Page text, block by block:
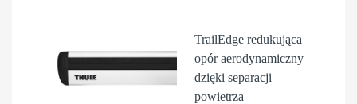
TrailEdge redukująca
opór aerodynamiczny
dzięki separacji
powietrza